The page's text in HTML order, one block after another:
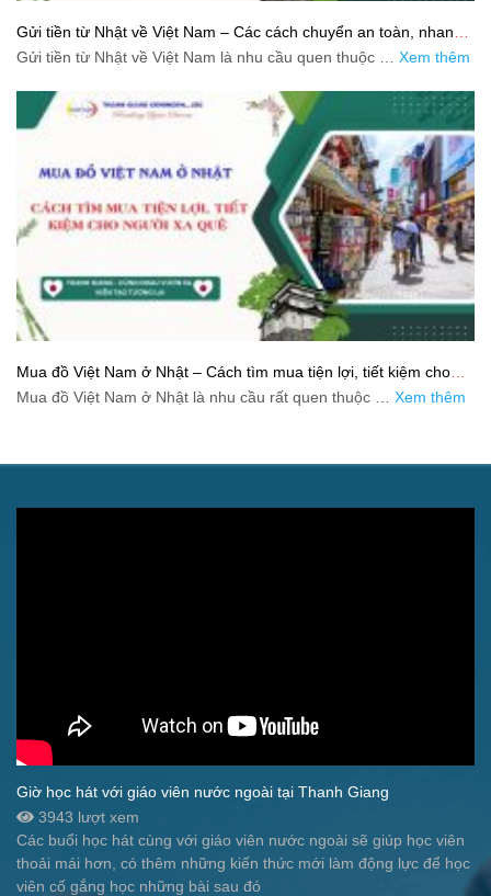
Gửi tiền từ Nhật về Việt Nam – Các cách chuyển an toàn, nhanh
và tiết kiệm
Gửi tiền từ Nhật về Việt Nam là nhu cầu quen thuộc … Xem thêm
Mua đồ Việt Nam ở Nhật – Cách tìm mua tiện lợi, tiết kiệm cho
người xa quê
Mua đồ Việt Nam ở Nhật là nhu cầu rất quen thuộc … Xem thêm
Giờ học hát với giáo viên nước ngoài tại Thanh Giang
3943 lượt xem
Các buổi học hát cùng với giáo viên nước ngoài sẽ giúp học viên
thoải mái hơn, có thêm những kiến thức mới làm động lực để học
viên cố gắng học những bài sau đó